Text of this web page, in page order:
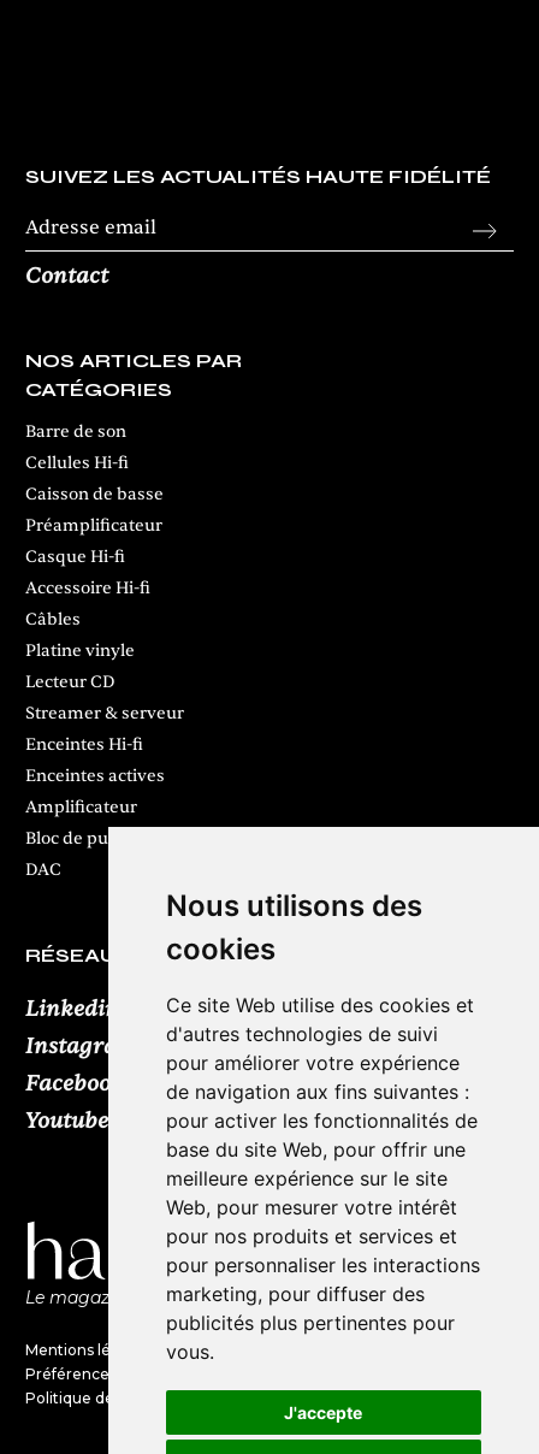
Nous utilisons des
cookies
Ce site Web utilise des cookies et
d'autres technologies de suivi
pour améliorer votre expérience
de navigation aux fins suivantes :
pour activer les fonctionnalités de
base du site Web, pour offrir une
meilleure expérience sur le site
Web, pour mesurer votre intérêt
pour nos produits et services et
pour personnaliser les interactions
marketing, pour diffuser des
publicités plus pertinentes pour
vous.
J'accepte
SUIVEZ LES ACTUALITÉS HAUTE FIDÉLITÉ
Contact
NOS ARTICLES PAR
CATÉGORIES
Barre de son
Cellules Hi-fi
Caisson de basse
Préamplificateur
Casque Hi-fi
Accessoire Hi-fi
Câbles
Platine vinyle
Lecteur CD
Streamer & serveur
Enceintes Hi-fi
Enceintes actives
Amplificateur
Bloc de puissance
DAC
RÉSEAUX SOCIAUX
Linkedin
Instagram
Facebook
Youtube TikTok
Le magazine de l'audio d'exception par HL Média
Mentions légales
Préférences en matières de cookies
Politique de confidentialité